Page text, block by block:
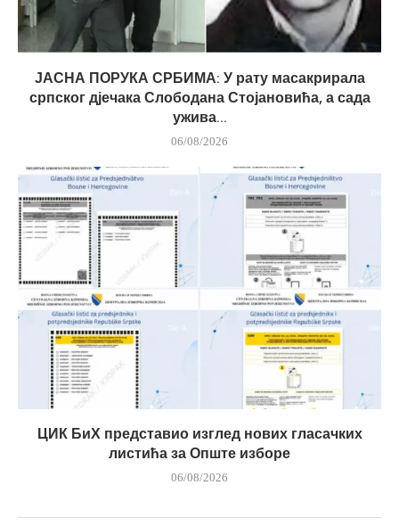
ЈАСНА ПОРУКА СРБИМА: У рату масакрирала
српског дјечака Слободана Стојановића, а сада
ужива...
06/08/2026
ЦИК БиХ представио изглед нових гласачких
листића за Опште изборе
06/08/2026